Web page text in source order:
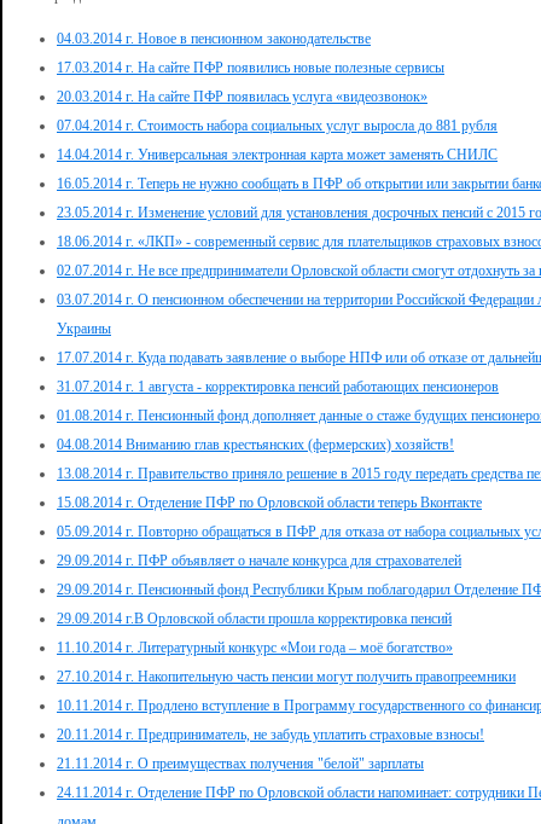
04.03.2014 г. Новое в пенсионном законодательстве
17.03.2014 г. На сайте ПФР появились новые полезные сервисы
20.03.2014 г. На сайте ПФР появилась услуга «видеозвонок»
07.04.2014 г. Стоимость набора социальных услуг выросла до 881 рубля
14.04.2014 г. Универсальная электронная карта может заменять СНИЛС
16.05.2014 г. Теперь не нужно сообщать в ПФР об открытии или закрытии
23.05.2014 г. Изменение условий для установления досрочных пенсий с 2015
18.06.2014 г. «ЛКП» - современный сервис для плательщиков страховых
02.07.2014 г. Не все предприниматели Орловской области смогут отдохнуть
03.07.2014 г. О пенсионном обеспечении на территории Российской
Украины
17.07.2014 г. Куда подавать заявление о выборе НПФ или об отказе от
31.07.2014 г. 1 августа - корректировка пенсий работающих пенсионеров
01.08.2014 г. Пенсионный фонд дополняет данные о стаже будущих
04.08.2014 Вниманию глав крестьянских (фермерских) хозяйств!
13.08.2014 г. Правительство приняло решение в 2015 году передать средства
15.08.2014 г. Отделение ПФР по Орловской области теперь Вконтакте
05.09.2014 г. Повторно обращаться в ПФР для отказа от набора социальных
29.09.2014 г. ПФР объявляет о начале конкурса для страхователей
29.09.2014 г. Пенсионный фонд Республики Крым поблагодарил Отделение
29.09.2014 г.В Орловской области прошла корректировка пенсий
11.10.2014 г. Литературный конкурс «Мои года – моё богатство»
27.10.2014 г. Накопительную часть пенсии могут получить правопреемники
10.11.2014 г. Продлено вступление в Программу государственного со
20.11.2014 г. Предприниматель, не забудь уплатить страховые взносы!
21.11.2014 г. О преимуществах получения "белой" зарплаты
24.11.2014 г. Отделение ПФР по Орловской области напоминает: сотрудники